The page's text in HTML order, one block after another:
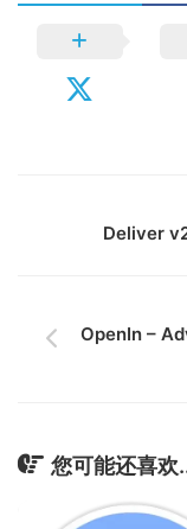
Deliver
OpenIn –
您可能还喜欢